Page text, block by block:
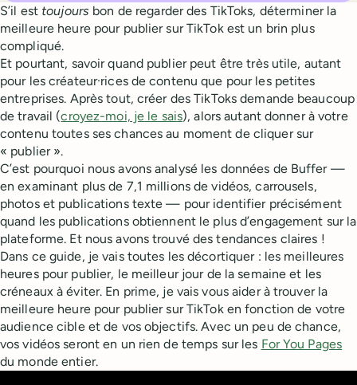
S’il est toujours bon de regarder des TikToks, déterminer la
meilleure heure pour publier sur TikTok est un brin plus
compliqué.
Et pourtant, savoir quand publier peut être très utile, autant
pour les créateur·rices de contenu que pour les petites
entreprises. Après tout, créer des TikToks demande beaucoup
de travail (croyez-moi, je le sais), alors autant donner à votre
contenu toutes ses chances au moment de cliquer sur
« publier ».
C’est pourquoi nous avons analysé les données de Buffer —
en examinant plus de 7,1 millions de vidéos, carrousels,
photos et publications texte — pour identifier précisément
quand les publications obtiennent le plus d’engagement sur la
plateforme. Et nous avons trouvé des tendances claires !
Dans ce guide, je vais toutes les décortiquer : les meilleures
heures pour publier, le meilleur jour de la semaine et les
créneaux à éviter. En prime, je vais vous aider à trouver la
meilleure heure pour publier sur TikTok en fonction de votre
audience cible et de vos objectifs. Avec un peu de chance,
vos vidéos seront en un rien de temps sur les For You Pages
du monde entier.